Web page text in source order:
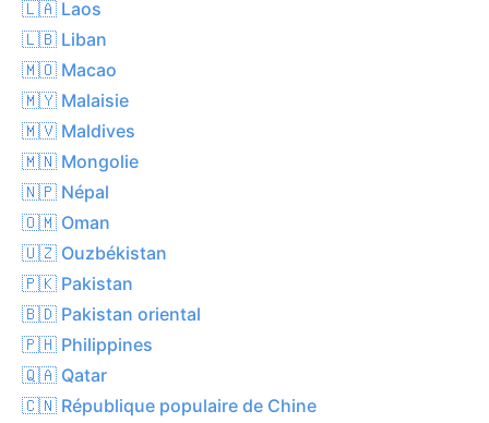
🇱🇦 Laos
🇱🇧 Liban
🇲🇴 Macao
🇲🇾 Malaisie
🇲🇻 Maldives
🇲🇳 Mongolie
🇳🇵 Népal
🇴🇲 Oman
🇺🇿 Ouzbékistan
🇵🇰 Pakistan
🇧🇩 Pakistan oriental
🇵🇭 Philippines
🇶🇦 Qatar
🇨🇳 République populaire de Chine